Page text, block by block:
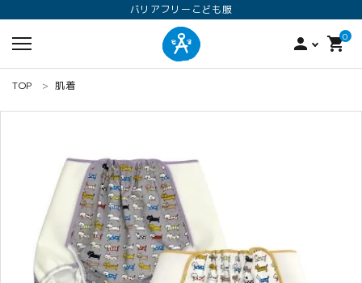
バリアフリーこども服
person 0
shopping_cart
search
ロンパース オプション加工 160
TOP 肌着